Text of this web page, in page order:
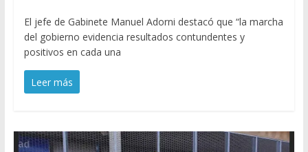
El jefe de Gabinete Manuel Adorni destacó que “la marcha
del gobierno evidencia resultados contundentes y
positivos en cada una
Leer más